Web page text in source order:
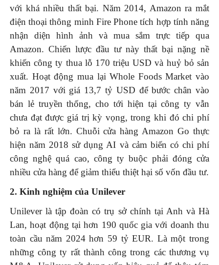
với khá nhiều thất bại. Năm 2014, Amazon ra mắt
điện thoại thông minh Fire Phone tích hợp tính năng
nhận diện hình ảnh và mua sắm trực tiếp qua
Amazon. Chiến lược đầu tư này thất bại nặng nề
khiến công ty thua lỗ 170 triệu USD và huỷ bỏ sản
xuất. Hoạt động mua lại Whole Foods Market vào
năm 2017 với giá 13,7 tỷ USD để bước chân vào
bán lẻ truyền thống, cho tới hiện tại công ty vẫn
chưa đạt được giá trị kỳ vọng, trong khi đó chi phí
bỏ ra là rất lớn. Chuỗi cửa hàng Amazon Go thực
hiện năm 2018 sử dụng AI và cảm biến có chi phí
công nghệ quá cao, công ty buộc phải đóng cửa
nhiều cửa hàng để giảm thiểu thiệt hại số vốn đầu tư.
2. Kinh nghiệm của Unilever
Unilever là tập đoàn có trụ sở chính tại Anh và Hà
Lan, hoạt động tại hơn 190 quốc gia với doanh thu
toàn cầu năm 2024 hơn 59 tỷ EUR. Là một trong
những công ty rất thành công trong các thương vụ